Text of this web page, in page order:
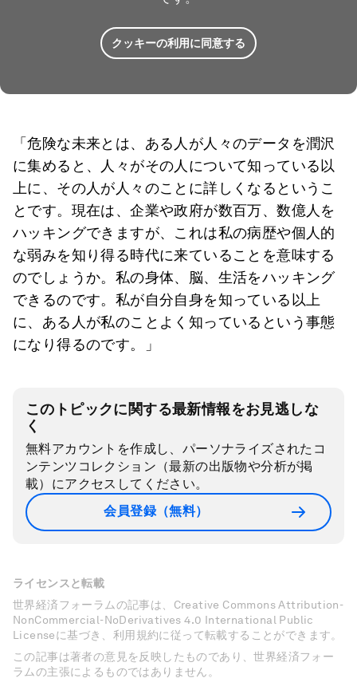
クッキーの利用に同意する
「危険な未来とは、ある人が人々のデータを潤沢
に集めると、人々がその人について知っている以
上に、その人が人々のことに詳しくなるというこ
とです。現在は、企業や政府が数百万、数億人を
ハッキングできますが、これは私の病歴や個人的
な弱みを知り得る時代に来ていることを意味する
のでしょうか。私の身体、脳、生活をハッキング
できるのです。私が自分自身を知っている以上
に、ある人が私のことよく知っているという事態
になり得るのです。」
このトピックに関する最新情報をお見逃しな
く
無料アカウントを作成し、パーソナライズされたコ
ンテンツコレクション（最新の出版物や分析が掲
載）にアクセスしてください。
会員登録（無料）
ライセンスと転載
世界経済フォーラムの記事は、Creative Commons Attribution-
NonCommercial-NoDerivatives 4.0 International Public
Licenseに基づき、利用規約に従って転載することができます。
この記事は著者の意見を反映したものであり、世界経済フォー
ラムの主張によるものではありません。